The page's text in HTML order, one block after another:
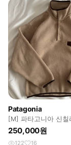
Patagonia
[M] 파타고니아 신칠
림 브라운
250,000원
122 16